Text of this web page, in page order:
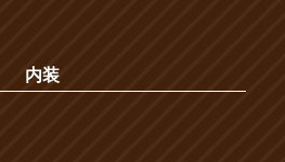
内装